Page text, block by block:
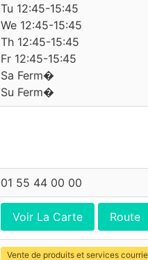
Tu 12:45-15:45
We 12:45-15:45
Th 12:45-15:45
Fr 12:45-15:45
Sa Ferm�
Su Ferm�
01 55 44 00 00
Voir La Carte Route
Vente de produits et services